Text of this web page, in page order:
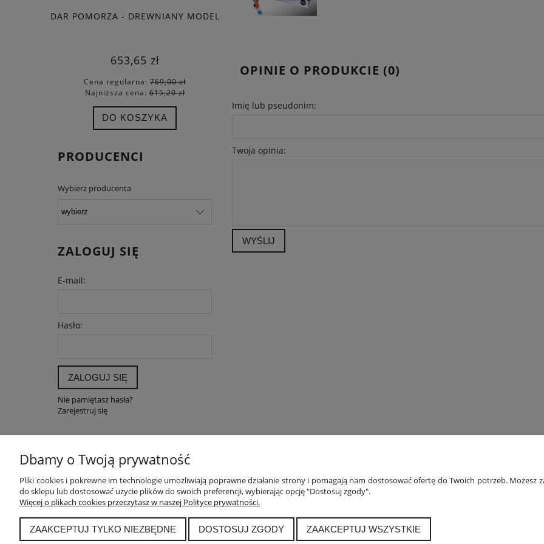
DAR POMORZA - DREWNIANY MODEL
653,65 zł
Cena regularna: 769,00 zł
Najniższa cena:615,20 zł
DO KOSZYKA
ZEGAREK MECHANICZNY
PRODUCENCI
Wybierz producenta
ZALOGUJ SIĘ
E-mail:
Hasło:
ZALOGUJ SIĘ
Nie pamiętasz hasła?
Zarejestruj się
OPINIE O PRODUKCIE (0)
Imię lub pseudonim:
Twoja opinia:
WYŚLIJ
POMOC
Zwroty i reklamacje
Pytania i odpowiedzi
Regulamin
MOJE KONTO
Twoje zamówienia
Ustawienia konta
Przechowalnia
PŁATNOŚCI I DOSTAWA
Czas realizacji zamówienia
Dbamy o Twoją prywatność
Pliki cookies i pokrewne im technologie umożliwiają poprawne działanie strony i pomagają nam dostosować ofertę do Twoich potrzeb.
do sklepu lub dostosować użycie plików do swoich preferencji, wybierając opcję "Dostosuj zgody".
Więcej o plikach cookies przeczytasz w naszej Polityce prywatności.
ZAAKCEPTUJ TYLKO NIEZBĘDNE DOSTOSUJ ZGODY ZAAKCEPTUJ WSZYSTKIE